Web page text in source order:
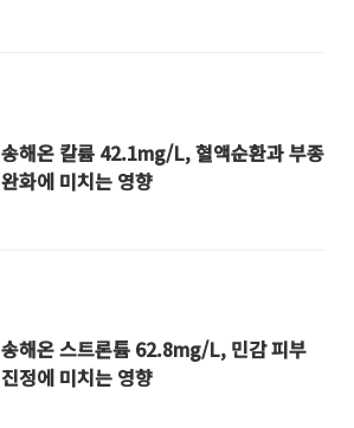
송해온 칼륨 42.1mg/L, 혈액순환과 부종
완화에 미치는 영향
송해온 스트론튬 62.8mg/L, 민감 피부
진정에 미치는 영향